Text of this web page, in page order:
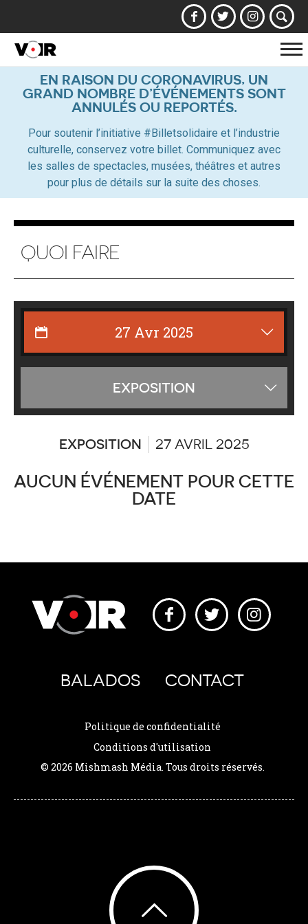
la
EN RAISON DU CORONAVIRUS, UN
GRAND NOMBRE D’ÉVÉNEMENTS SONT
ANNULÉS OU REPORTÉS.
Pour soutenir l’initiative #Billetsolidaire et l’industrie
culturelle, conservez votre billet. Communiquez avec
les salles de spectacles, musées, théâtres et autres
pour plus de détails sur la suite des choses.
QUOI FAIRE
EXPOSITION
les
EXPOSITION 27 AVRIL 2025
AUCUN ÉVÉNEMENT POUR CETTE
DATE
BALADOS CONTACT
Politique de confidentialité
Conditions d'utilisation
© 2026 Mishmash Média. Tous droits réservés.